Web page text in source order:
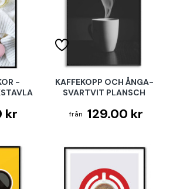
-
kr
KAFFEKOPP OCH ÅNGA-
SVARTVIT PLANSCH
129.00 kr